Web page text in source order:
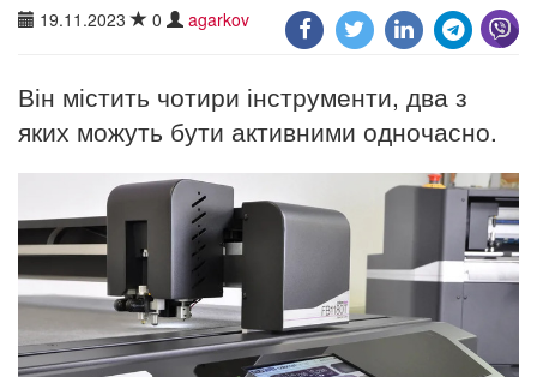
19.11.2023 0 agarkov
Він містить чотири інструменти, два з
яких можуть бути активними одночасно.